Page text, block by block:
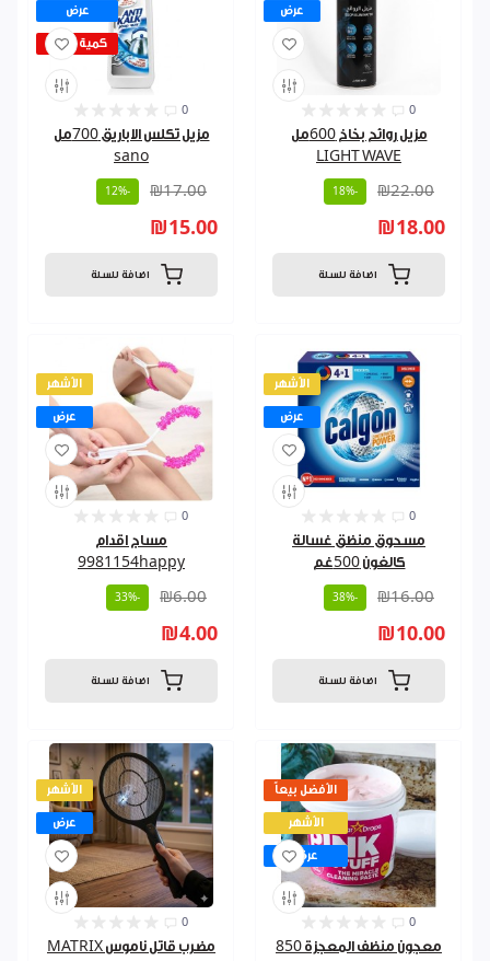
عرض
كمية قليلة
0
مزيل تكلس الاباريق 700مل
sano
₪17.00
-12%
₪15.00
اضافة للسلة
عرض
0
مزيل روائح بخاخ 600مل
LIGHT WAVE
₪22.00
-18%
₪18.00
اضافة للسلة
الأشهر
عرض
0
مساج اقدام
9981154happy
₪6.00
-33%
₪4.00
اضافة للسلة
الأشهر
عرض
0
مسحوق منظق غسالة
كالغون 500غم
₪16.00
-38%
₪10.00
اضافة للسلة
الأشهر
عرض
0
مضرب قاتل ناموس MATRIX
الأفضل بيعاً
الأشهر
عرض
0
معجون منظف المعجزة 850